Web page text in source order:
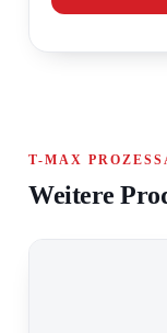
T-MAX
Weitere